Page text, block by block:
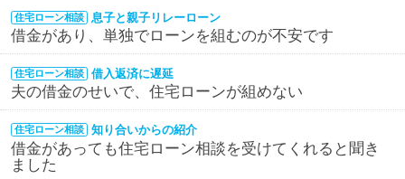
住宅ローン相談 息子と親子リレーローン
借金があり、単独でローンを組むのが不安です
住宅ローン相談 借入返済に遅延
夫の借金のせいで、住宅ローンが組めない
住宅ローン相談 知り合いからの紹介
借金があっても住宅ローン相談を受けてくれると聞き
ました